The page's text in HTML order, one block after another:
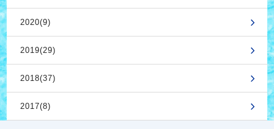
2020(9)
2019(29)
2018(37)
2017(8)